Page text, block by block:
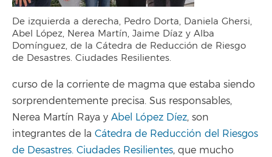
De izquierda a derecha, Pedro Dorta, Daniela Ghersi,
Abel López, Nerea Martín, Jaime Díaz y Alba
Domínguez, de la Cátedra de Reducción de Riesgo
de Desastres. Ciudades Resilientes.
curso de la corriente de magma que estaba siendo
sorprendentemente precisa. Sus responsables,
Nerea Martín Raya y Abel López Díez, son
integrantes de la Cátedra de Reducción del Riesgos
de Desastres. Ciudades Resilientes, que mucho